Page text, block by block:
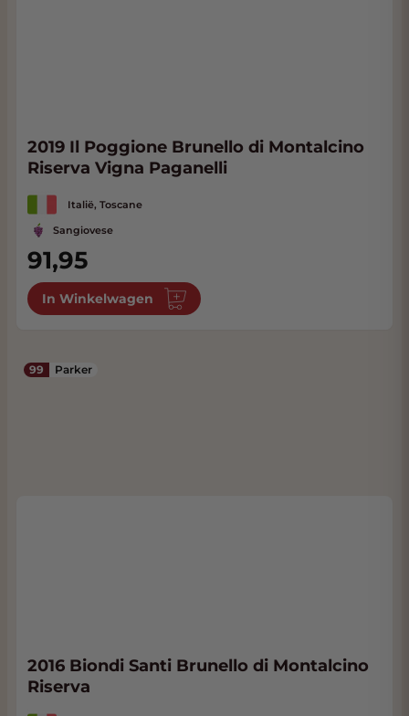
2019 Il Poggione Brunello di Montalcino
Riserva Vigna Paganelli
Italië, Toscane
Sangiovese
91,95
In Winkelwagen
99 Parker
2016 Biondi Santi Brunello di Montalcino
Riserva